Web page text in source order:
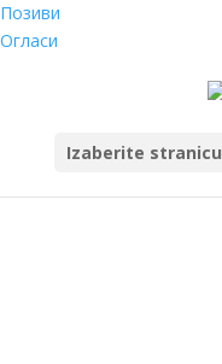
Позиви
Огласи
Izaberite stranicu